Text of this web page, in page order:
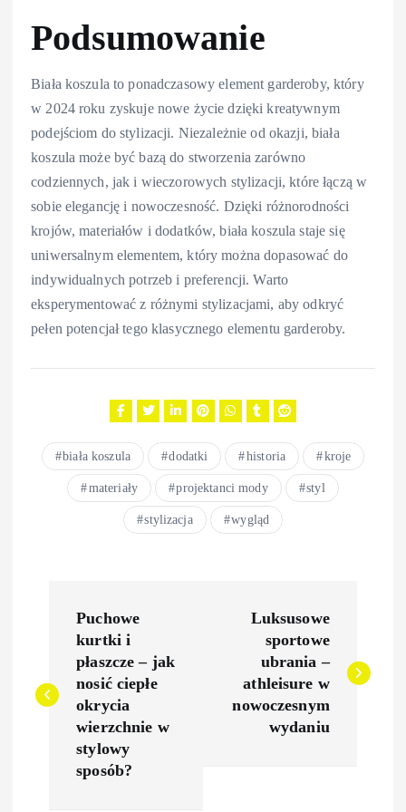
Podsumowanie
Biała koszula to ponadczasowy element garderoby, który
w 2024 roku zyskuje nowe życie dzięki kreatywnym
podejściom do stylizacji. Niezależnie od okazji, biała
koszula może być bazą do stworzenia zarówno
codziennych, jak i wieczorowych stylizacji, które łączą w
sobie elegancję i nowoczesność. Dzięki różnorodności
krojów, materiałów i dodatków, biała koszula staje się
uniwersalnym elementem, który można dopasować do
indywidualnych potrzeb i preferencji. Warto
eksperymentować z różnymi stylizacjami, aby odkryć
pełen potencjał tego klasycznego elementu garderoby.
biała koszula dodatki historia kroje
materiały projektanci mody styl
stylizacja wygląd
w
Puchowe
kurtki i
płaszcze – jak
nosić ciepłe
okrycia
wierzchnie w
stylowy
sposób?
Luksusowe
sportowe
ubrania –
athleisure w
nowoczesnym
wydaniu